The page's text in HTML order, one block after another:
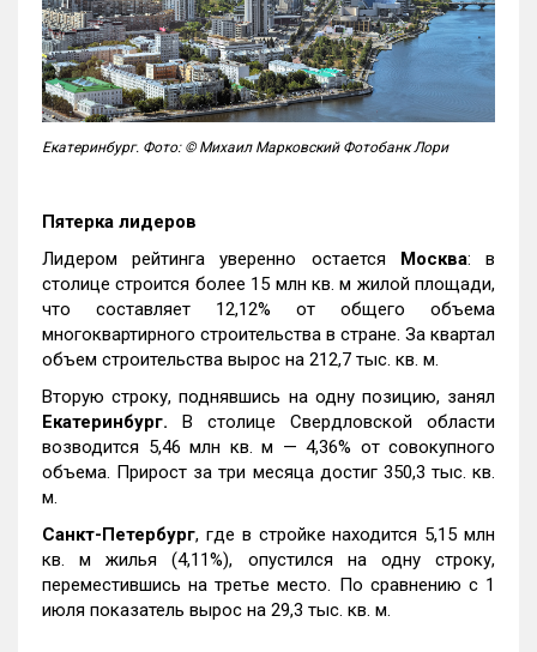
Екатеринбург. Фото: © Михаил Марковский Фотобанк Лори
Пятерка лидеров
Лидером рейтинга уверенно остается Москва: в
столице строится более 15 млн кв. м жилой площади,
что составляет 12,12% от общего объема
многоквартирного строительства в стране. За квартал
объем строительства вырос на 212,7 тыс. кв. м.
Вторую строку, поднявшись на одну позицию, занял
Екатеринбург. В столице Свердловской области
возводится 5,46 млн кв. м — 4,36% от совокупного
объема. Прирост за три месяца достиг 350,3 тыс. кв.
м.
Санкт-Петербург, где в стройке находится 5,15 млн
кв. м жилья (4,11%), опустился на одну строку,
переместившись на третье место. По сравнению с 1
июля показатель вырос на 29,3 тыс. кв. м.